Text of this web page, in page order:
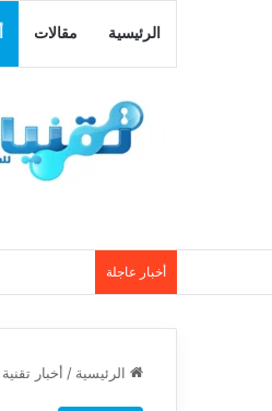
الرئيسية مقالات
أخبار عاجلة
الرئيسية / أخبار تقنية